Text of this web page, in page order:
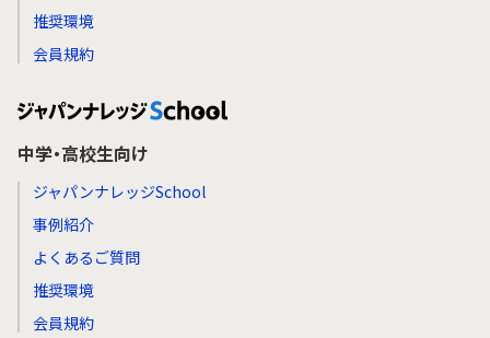
推奨環境
会員規約
中学・高校生向け
ジャパンナレッジSchool
事例紹介
よくあるご質問
推奨環境
会員規約